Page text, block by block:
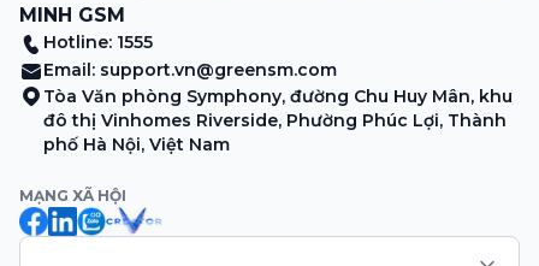
MINH GSM
Hotline: 1555
Email: support.vn@greensm.com
Tòa Văn phòng Symphony, đường Chu Huy Mân, khu
đô thị Vinhomes Riverside, Phường Phúc Lợi, Thành
phố Hà Nội, Việt Nam
MẠNG XÃ HỘI